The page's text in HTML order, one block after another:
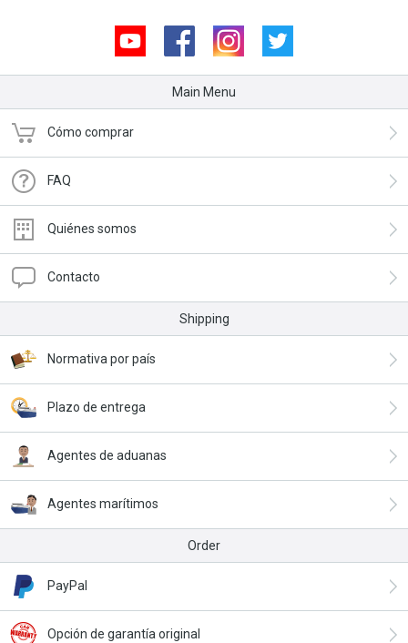
Youtube Facebook Instagram
Main Menu
Cómo comprar
FAQ
Quiénes somos
Contacto
Shipping
Normativa por país
Plazo de entrega
Agentes de aduanas
Agentes marítimos
Order
PayPal
Opción de garantía original